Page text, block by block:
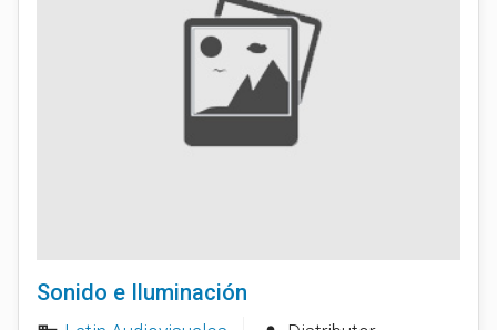
Sonido e Iluminación